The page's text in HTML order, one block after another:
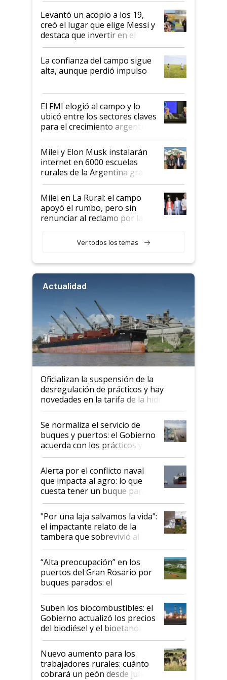
Levantó un acopio a los 19,
creó el lugar que elige Messi y
destaca que invertir en el
kirchnerismo era como "darle
plata a un hijo para droga":
Juan Félix Rossetti, el libertario
que de una dura crisis salió
de Milei
La confianza del campo sigue
alta, aunque perdió impulso
El FMI elogió al campo y lo
ubicó entre los sectores claves
para el crecimiento argentino
Milei y Elon Musk instalarán
internet en 6000 escuelas
rurales de la Argentina gracias
a un acuerdo con Starlink
Milei en La Rural: el campo
apoyó el rumbo, pero sin
renunciar al reclamo por las
Ver todos los temas
Actualidad
Oficializan la suspensión de la
desregulación de prácticos y hay
novedades en la tarifa de la hidrovía
Se normaliza el servicio de
buques y puertos: el Gobierno
acuerda con los prácticos y
suspende el decreto de
desregulación
Alerta por el conflicto naval
que impacta al agro: lo que
cuesta tener un buque parado
y el peligro de que Argentina
pase a ser "país sucio"
"Por una laja salvamos la vida":
el impactante relato de la
tambera que sobrevivió al
tornado
“Alta preocupación” en los
puertos del Gran Rosario por
buques parados: el
funcionamiento de las
exportadoras en tensión tras
la medida de fuerza de los
prácticos
Suben los biocombustibles: el
Gobierno actualizó los precios
del biodiésel y el bioetanol
Nuevo aumento para los
trabajadores rurales: cuánto
cobrará un peón desde julio